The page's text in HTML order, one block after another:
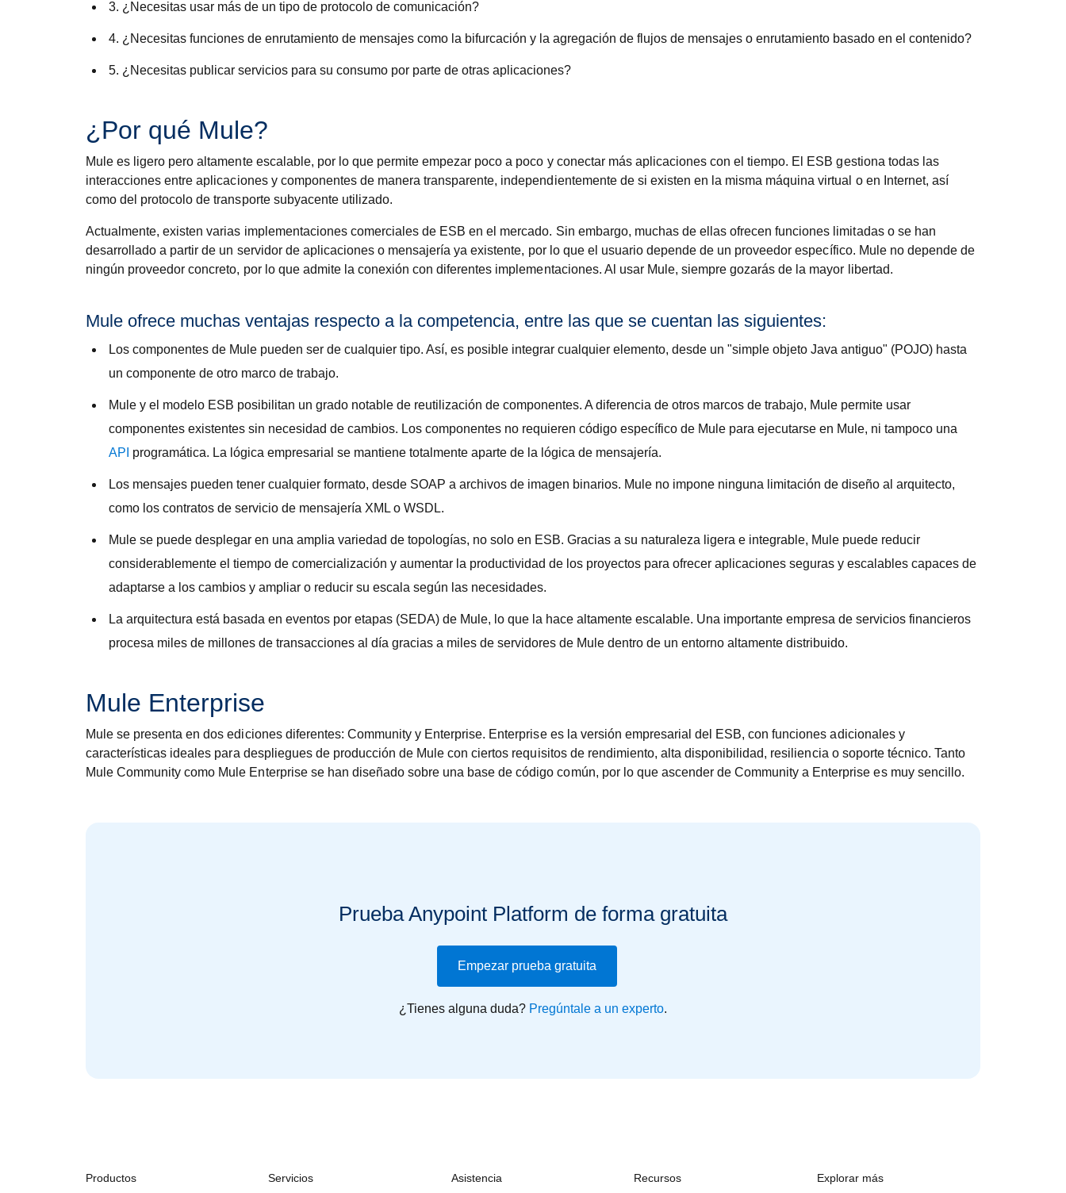
3. ¿Necesitas usar más de un tipo de protocolo de comunicación?
4. ¿Necesitas funciones de enrutamiento de mensajes como la bifurcación y la agregación de flujos de mensajes o enrutamiento basado en el contenido?
5. ¿Necesitas publicar servicios para su consumo por parte de otras aplicaciones?
¿Por qué Mule?
Mule es ligero pero altamente escalable, por lo que permite empezar poco a poco y conectar más aplicaciones con el tiempo. El ESB gestiona todas las
interacciones entre aplicaciones y componentes de manera transparente, independientemente de si existen en la misma máquina virtual o en Internet, así
como del protocolo de transporte subyacente utilizado.
Actualmente, existen varias implementaciones comerciales de ESB en el mercado. Sin embargo, muchas de ellas ofrecen funciones limitadas o se han
desarrollado a partir de un servidor de aplicaciones o mensajería ya existente, por lo que el usuario depende de un proveedor específico. Mule no depende de
ningún proveedor concreto, por lo que admite la conexión con diferentes implementaciones. Al usar Mule, siempre gozarás de la mayor libertad.
Mule ofrece muchas ventajas respecto a la competencia, entre las que se cuentan las siguientes:
Los componentes de Mule pueden ser de cualquier tipo. Así, es posible integrar cualquier elemento, desde un "simple objeto Java antiguo" (POJO) hasta
un componente de otro marco de trabajo.
Mule y el modelo ESB posibilitan un grado notable de reutilización de componentes. A diferencia de otros marcos de trabajo, Mule permite usar
componentes existentes sin necesidad de cambios. Los componentes no requieren código específico de Mule para ejecutarse en Mule, ni tampoco una
API programática. La lógica empresarial se mantiene totalmente aparte de la lógica de mensajería.
Los mensajes pueden tener cualquier formato, desde SOAP a archivos de imagen binarios. Mule no impone ninguna limitación de diseño al arquitecto,
como los contratos de servicio de mensajería XML o WSDL.
Mule se puede desplegar en una amplia variedad de topologías, no solo en ESB. Gracias a su naturaleza ligera e integrable, Mule puede reducir
considerablemente el tiempo de comercialización y aumentar la productividad de los proyectos para ofrecer aplicaciones seguras y escalables capaces de
adaptarse a los cambios y ampliar o reducir su escala según las necesidades.
La arquitectura está basada en eventos por etapas (SEDA) de Mule, lo que la hace altamente escalable. Una importante empresa de servicios financieros
procesa miles de millones de transacciones al día gracias a miles de servidores de Mule dentro de un entorno altamente distribuido.
Mule Enterprise
Mule se presenta en dos ediciones diferentes: Community y Enterprise. Enterprise es la versión empresarial del ESB, con funciones adicionales y
características ideales para despliegues de producción de Mule con ciertos requisitos de rendimiento, alta disponibilidad, resiliencia o soporte técnico. Tanto
Mule Community como Mule Enterprise se han diseñado sobre una base de código común, por lo que ascender de Community a Enterprise es muy sencillo.
Prueba Anypoint Platform de forma gratuita
Empezar prueba gratuita
¿Tienes alguna duda? Pregúntale a un experto.
Productos Servicios Asistencia Recursos Explorar más